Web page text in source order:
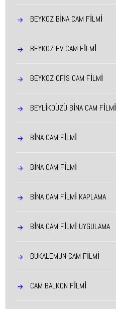
BEYKOZ BINA CAM FILMI
BEYKOZ EV CAM FILMI
BEYKOZ OFIS CAM FILMI
BEYLIKDÜZÜ BINA CAM FILMI
BINA CAM FILMI
BİNA CAM FİLMİ
BINA CAM FILMI KAPLAMA
BINA CAM FILMI UYGULAMA
BUKALEMUN CAM FİLMİ
CAM BALKON FİLMİ